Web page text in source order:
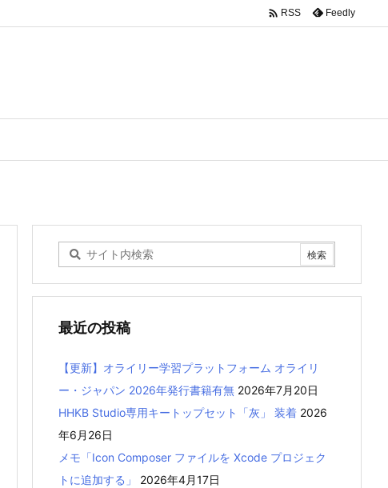
 RSS Feedly
最近の投稿
【更新】オライリー学習プラットフォーム オライリ
ー・ジャパン 2026年発行書籍有無 2026年7月20日
HHKB Studio専用キートップセット「灰」 装着 2026
年6月26日
メモ「Icon Composer ファイルを Xcode プロジェク
トに追加する」
2026年4月17日